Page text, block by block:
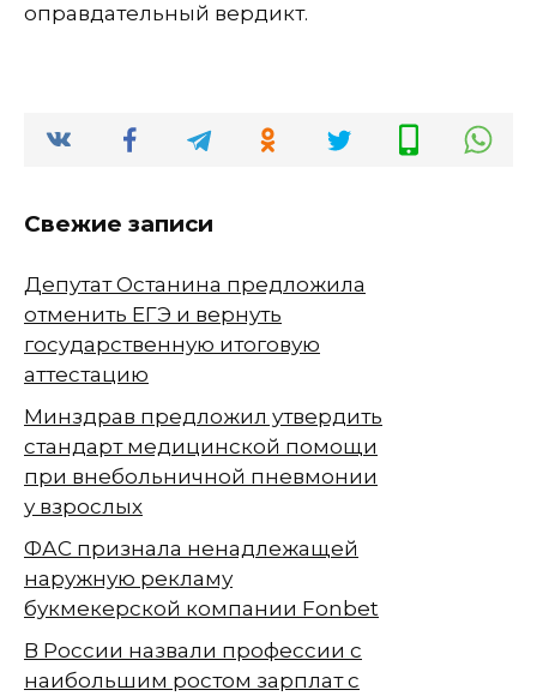
оправдательный вердикт.
Свежие записи
Депутат Останина предложила
отменить ЕГЭ и вернуть
государственную итоговую
аттестацию
Минздрав предложил утвердить
стандарт медицинской помощи
при внебольничной пневмонии
у взрослых
ФАС признала ненадлежащей
наружную рекламу
букмекерской компании Fonbet
В России назвали профессии с
наибольшим ростом зарплат с